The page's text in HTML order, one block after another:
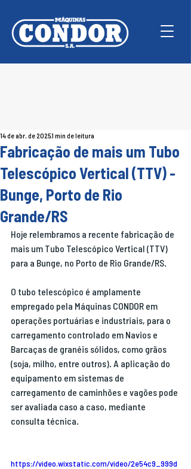
Fabricação de mais um Tubo
Telescópico Vertical (TTV) -
Bunge, Porto de Rio
Grande/RS
14 de abr. de 20251 min de leitura
Hoje relembramos a recente fabricação de
mais um Tubo Telescópico Vertical (TTV)
para a Bunge, no Porto de Rio Grande/RS.
O tubo telescópico é amplamente
empregado pela Máquinas CONDOR em
operações portuárias e industriais, para o
carregamento controlado em Navios e
Barcaças de granéis sólidos, como grãos
(soja, milho, entre outros). A aplicação do
equipamento em sistemas de
carregamento de caminhões e vagões pode
ser avaliada caso a caso, mediante
consulta técnica.
https://video.wixstatic.com/video/2e54c9_999d